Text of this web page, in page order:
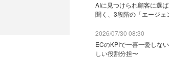
AIに見つけられ顧客に選
聞く、3段階の「エージ
2026/07/30 08:30
ECのKPIで一喜一憂しな
しい役割分担〜